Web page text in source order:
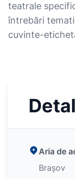
teatrale
întrebări
cuvinte-
Aria de
Brașov